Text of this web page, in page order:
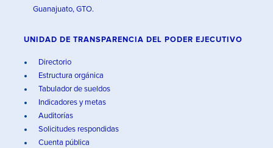
Guanajuato, GTO.
UNIDAD DE TRANSPARENCIA DEL PODER EJECUTIVO
Directorio
Estructura orgánica
Tabulador de sueldos
Indicadores y metas
Auditorías
Solicitudes respondidas
Cuenta pública